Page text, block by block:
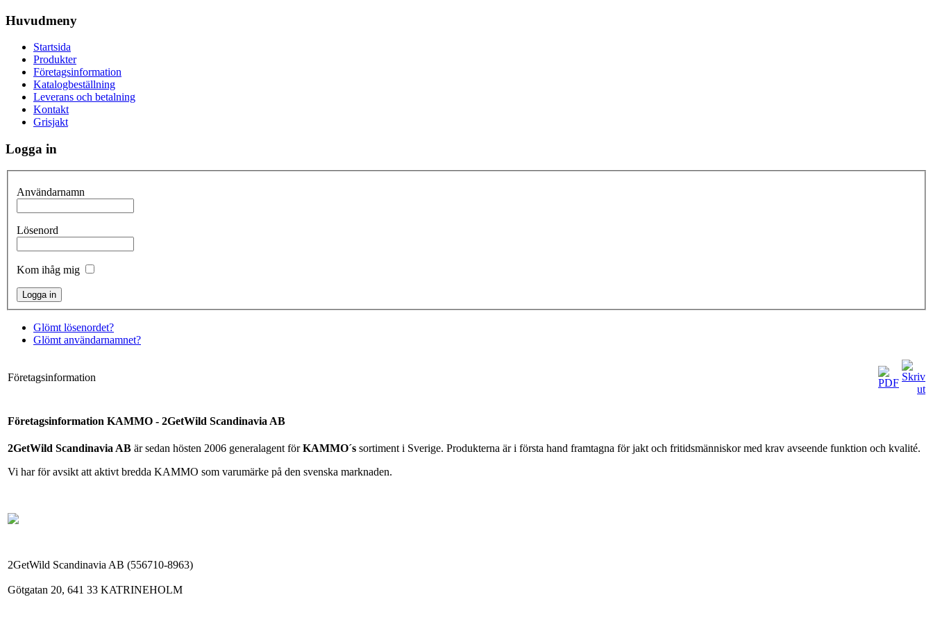
Huvudmeny
Startsida
Produkter
Företagsinformation
Katalogbeställning
Leverans och betalning
Kontakt
Grisjakt
Logga in
Användarnamn
Lösenord
Kom ihåg mig
Glömt lösenordet?
Glömt användarnamnet?
Företagsinformation
Företagsinformation KAMMO - 2GetWild Scandinavia AB
2GetWild Scandinavia AB är sedan hösten 2006 generalagent förKAMMO´s sortiment i Sverige. Produkterna är i första hand framtagna för jakt och fritidsmänniskor med krav avseende funktion och kvalité.
Vi har för avsikt att aktivt bredda KAMMO som varumärke på den svenska marknaden.
2GetWild Scandinavia AB (556710-8963)
Götgatan 20, 641 33 KATRINEHOLM